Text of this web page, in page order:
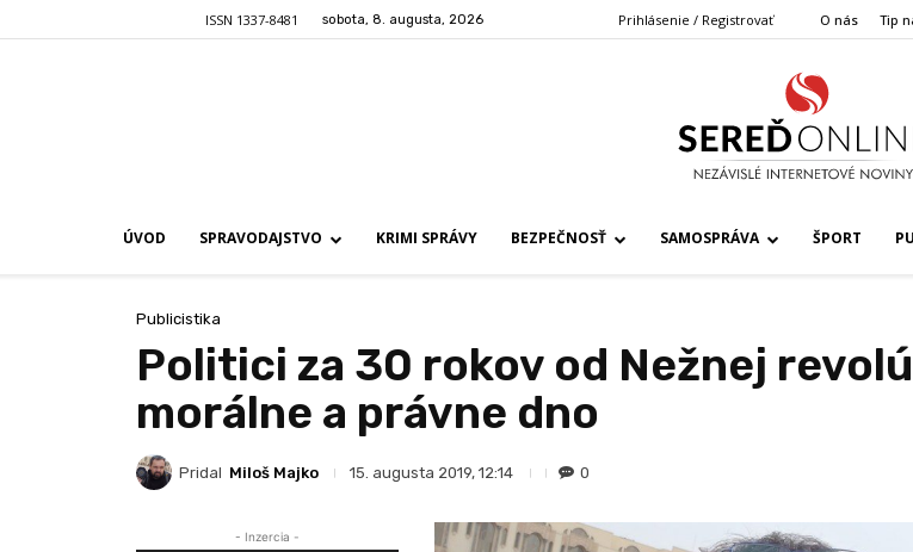
ISSN 1337-8481 sobota, 8. augusta, 2026 Prihlásenie / Registrovať O nás Tip
ÚVOD SPRAVODAJSTVO KRIMI SPRÁVY BEZPEČNOSŤ SAMOSPRÁVA ŠPORT
Publicistika
Politici za 30 rokov od Nežnej
morálne a právne dno
Pridal Miloš Majko 15. augusta 2019, 12:14 0
- Inzercia -